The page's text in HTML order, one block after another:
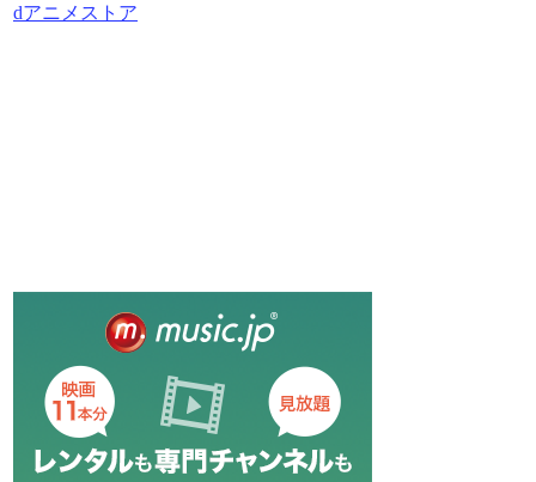
dアニメストア